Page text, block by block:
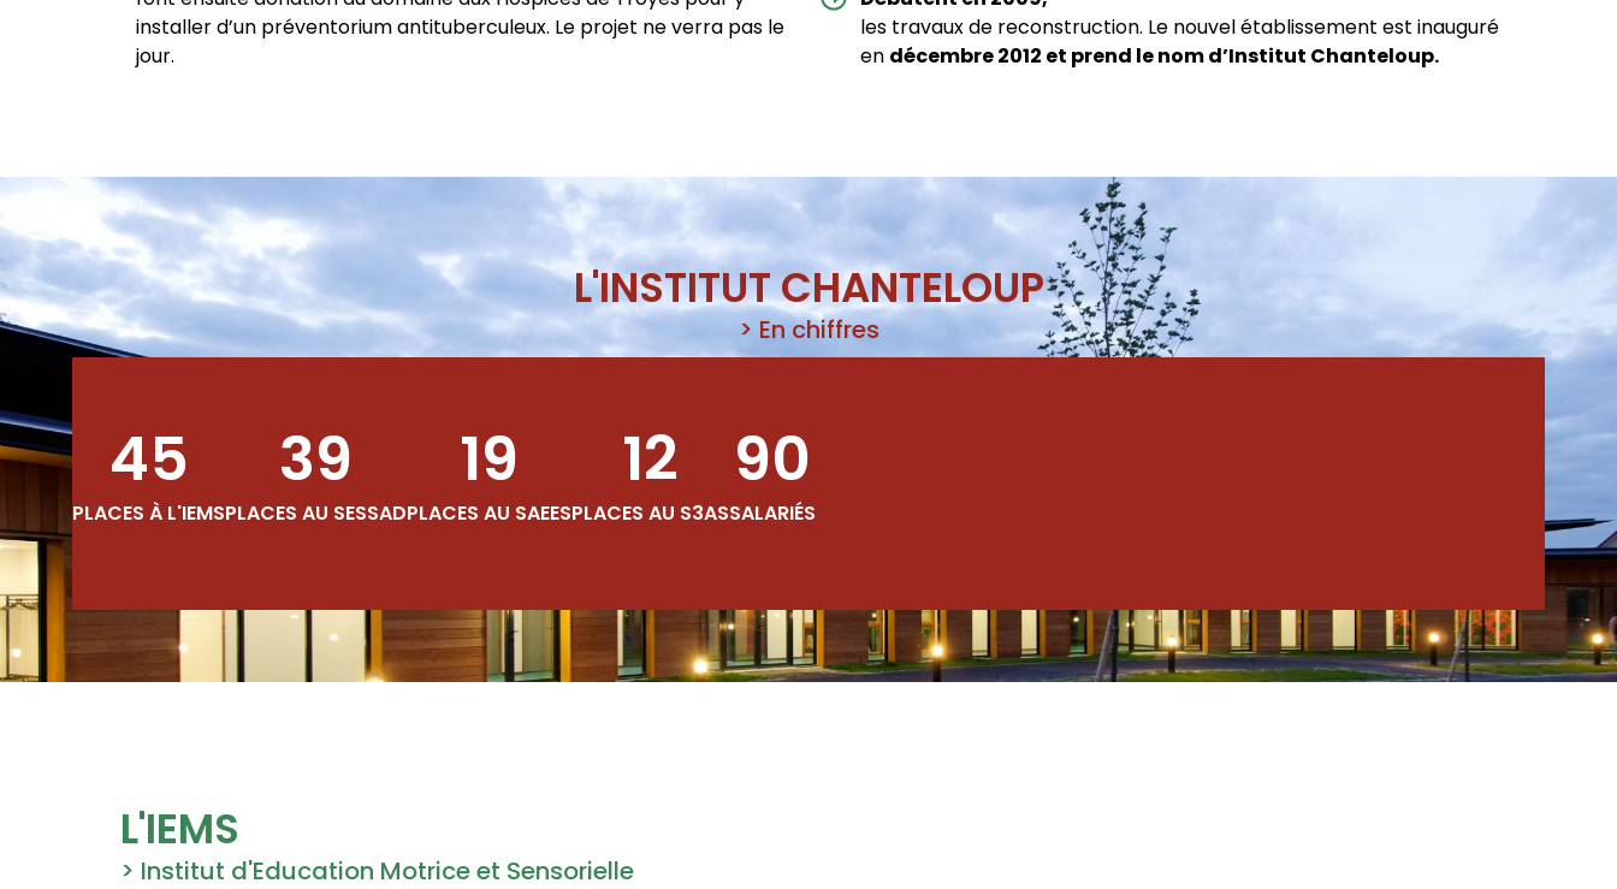
installer d’un préventorium antituberculeux. Le projet ne verra pas le
jour.
les travaux de reconstruction. Le nouvel établissement est inauguré
en décembre 2012 et prend le nom d’Institut Chanteloup.
L'INSTITUT CHANTELOUP
> En chiffres
PLACES À L'IEMS
45
PLACES AU SESSAD
39
PLACES AU SAEES
19
PLACES AU S3AS
12
SALARIÉS
90
L'IEMS
> Institut d'Education Motrice et Sensorielle